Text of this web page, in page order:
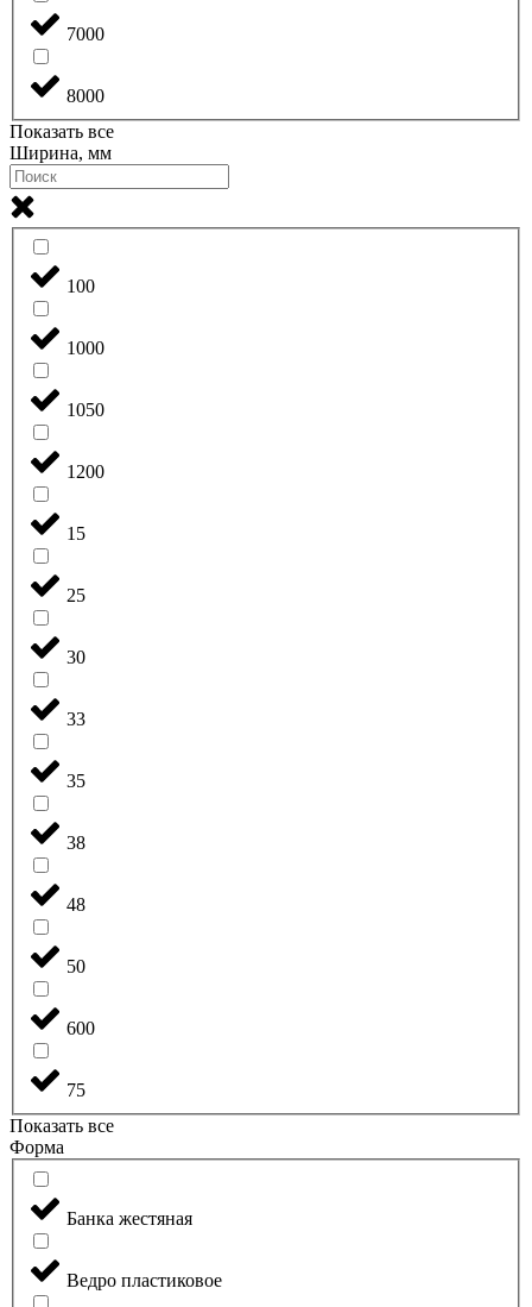
7000
8000
Показать все
Ширина, мм
100
1000
1050
1200
15
25
30
33
35
38
48
50
600
75
Показать все
Форма
Банка жестяная
Ведро пластиковое